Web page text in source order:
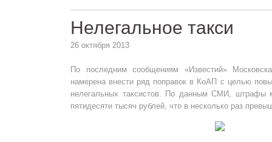
Нелегальное такси
26 октября 2013
По последним сообщениям «Известий»
намерена внести ряд поправок в КоАП с целью
нелегальных таксистов. По данным СМИ, штрафы
пятидесяти тысяч рублей, что в несколько раз